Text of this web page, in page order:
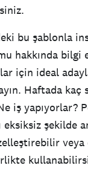
bu şablonla
hakkında bilgi
için ideal
Haftada kaç
iş yapıyorlar?
eksiksiz şekilde
veya